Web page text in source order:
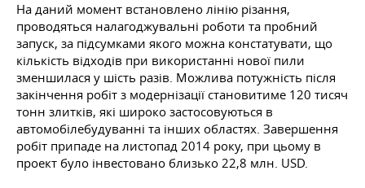
На даний момент встановлено лінію різання,
проводяться налагоджувальні роботи та пробний
запуск, за підсумками якого можна констатувати, що
кількість відходів при використанні нової пили
зменшилася у шість разів. Можлива потужність після
закінчення робіт з модернізації становитиме 120 тисяч
тонн злитків, які широко застосовуються в
автомобілебудуванні та інших областях. Завершення
робіт припаде на листопад 2014 року, при цьому в
проект було інвестовано близько 22,8 млн. USD.